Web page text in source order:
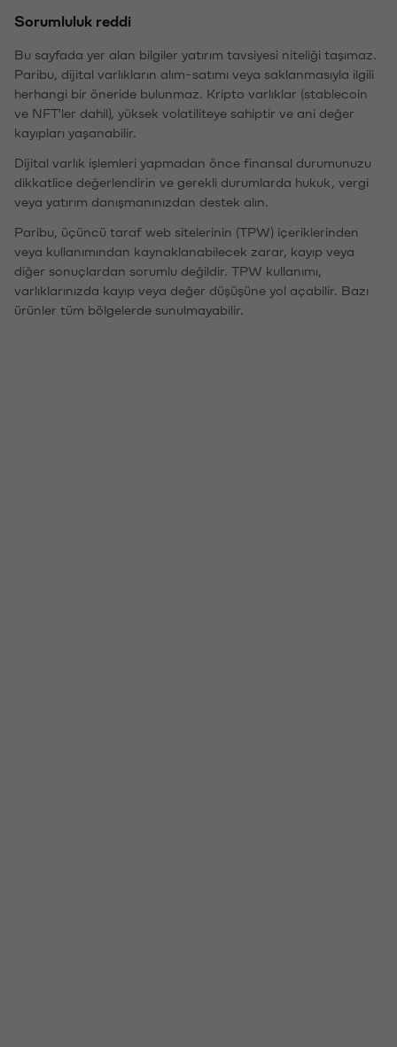
Sorumluluk reddi
Bu sayfada yer alan bilgiler yatırım tavsiyesi niteliği taşımaz.
Paribu, dijital varlıkların alım-satımı veya saklanmasıyla ilgili
herhangi bir öneride bulunmaz. Kripto varlıklar (stablecoin
ve NFT'ler dahil), yüksek volatiliteye sahiptir ve ani değer
kayıpları yaşanabilir.
Dijital varlık işlemleri yapmadan önce finansal durumunuzu
dikkatlice değerlendirin ve gerekli durumlarda hukuk, vergi
veya yatırım danışmanınızdan destek alın.
Paribu, üçüncü taraf web sitelerinin (TPW) içeriklerinden
veya kullanımından kaynaklanabilecek zarar, kayıp veya
diğer sonuçlardan sorumlu değildir. TPW kullanımı,
varlıklarınızda kayıp veya değer düşüşüne yol açabilir. Bazı
ürünler tüm bölgelerde sunulmayabilir.